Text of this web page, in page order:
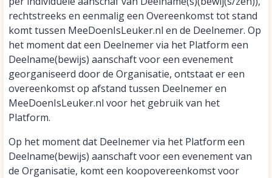
rechtstreeks en eenmalig een Overeenkomst tot stand
komt tussen MeeDoenIsLeuker.nl en de Deelnemer. Op
het moment dat een Deelnemer via het Platform een
Deelname(bewijs) aanschaft voor een evenement
georganiseerd door de Organisatie, ontstaat er een
overeenkomst op afstand tussen Deelnemer en
MeeDoenIsLeuker.nl voor het gebruik van het
Platform.
Op het moment dat Deelnemer via het Platform een
Deelname(bewijs) aanschaft voor een evenement van
de Organisatie, komt een koopovereenkomst voor